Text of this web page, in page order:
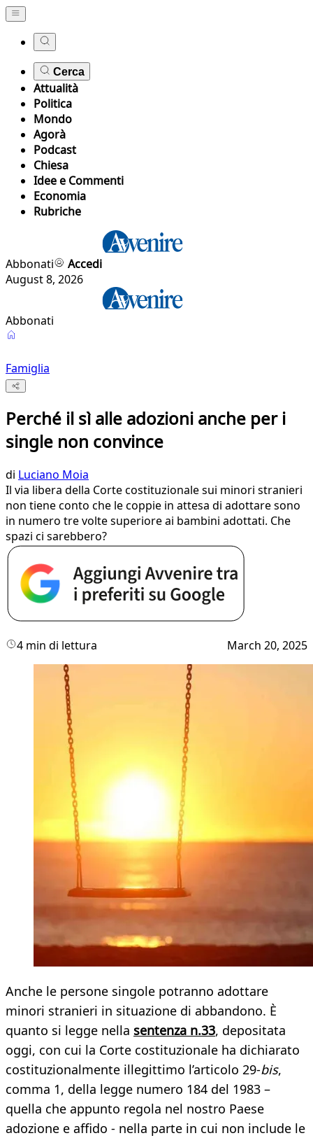
Cerca
Attualità
Politica
Mondo
Agorà
Podcast
Chiesa
Idee e Commenti
Economia
Rubriche
Abbonati
Accedi
August 8, 2026
Abbonati
Famiglia
Perché il sì alle adozioni anche per i
single non convince
di Luciano Moia
Il via libera della Corte costituzionale sui minori stranieri
non tiene conto che le coppie in attesa di adottare sono
in numero tre volte superiore ai bambini adottati. Che
spazi ci sarebbero?
4 min di lettura March 20, 2025
Anche le persone singole potranno adottare
minori stranieri in situazione di abbandono. È
quanto si legge nella sentenza n.33, depositata
oggi, con cui la Corte costituzionale ha dichiarato
costituzionalmente illegittimo l’articolo 29-bis,
comma 1, della legge numero 184 del 1983 –
quella che appunto regola nel nostro Paese
adozione e affido - nella parte in cui non include le